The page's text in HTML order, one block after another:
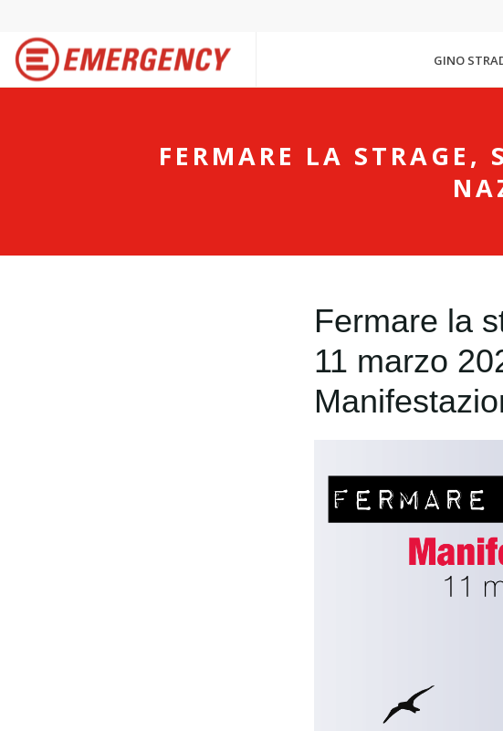
GINO
FERMARE LA
Fermare la
11 marzo